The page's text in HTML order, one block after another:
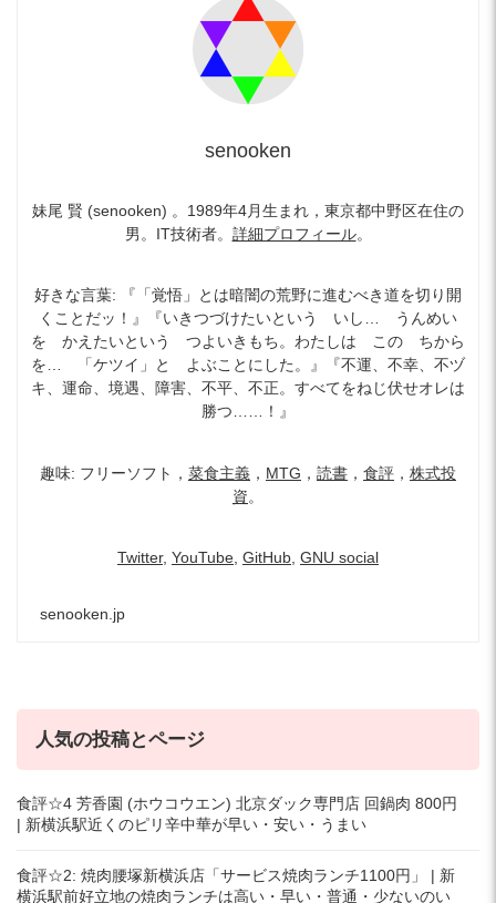
senooken
妹尾 賢 (senooken) 。1989年4月生まれ，東京都中野区在住の
男。IT技術者。 詳細プロフィール。
好きな言葉: 『「覚悟」とは暗闇の荒野に進むべき道を切り開
くことだッ！』『いきつづけたいという いし… うんめい
を かえたいという つよいきもち。わたしは この ちから
を… 「ケツイ」と よぶことにした。』『不運、不幸、不ヅ
キ、運命、境遇、障害、不平、不正。すべてをねじ伏せオレは
勝つ……！』
趣味: フリーソフト， 菜食主義 ， MTG ， 読書 ， 食評 ， 株式投
資。
Twitter, YouTube GitHub GNU social
senooken.jp
人気の投稿とページ
食評☆4 芳香園 (ホウコウエン) 北京ダック専門店 回鍋肉 800円
| 新横浜駅近くのピリ辛中華が早い・安い・うまい
食評☆2: 焼肉腰塚新横浜店「サービス焼肉ランチ1100円」 | 新
横浜駅前好立地の焼肉ランチは高い・早い・普通・少ないのい